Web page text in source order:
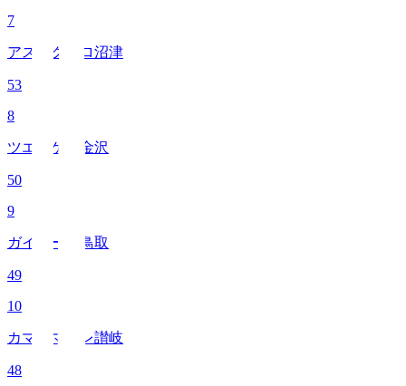
7
アスルクラロ沼津
53
8
ツエーゲン金沢
50
9
ガイナーレ鳥取
49
10
カマタマーレ讃岐
48